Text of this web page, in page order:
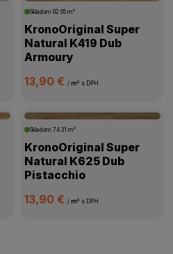
Skladom 92.65 m²
KronoOriginal Super
Natural K419 Dub
Armoury
13,90 € / m² s DPH
Skladom 74.31 m²
KronoOriginal Super
Natural K625 Dub
Pistacchio
13,90 € / m² s DPH